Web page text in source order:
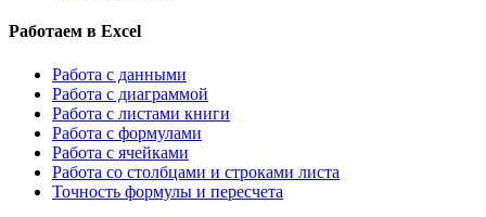
Работаем в Excel
Работа с данными
Работа с диаграммой
Работа с листами книги
Работа с формулами
Работа с ячейками
Работа со столбцами и строками листа
Точность формулы и пересчета